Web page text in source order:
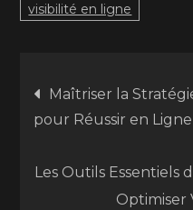
visibilité en ligne
de
l’article
Maîtriser la
pour Réussir en Ligne
Les Outils Essentiels
Optimiser